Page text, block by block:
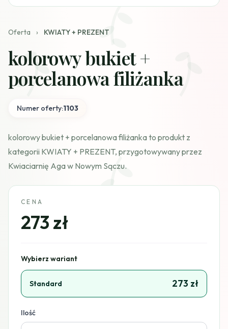
Oferta › KWIATY + PREZENT
kolorowy bukiet +
porcelanowa filiżanka
Numer oferty:1103
kolorowy bukiet + porcelanowa filiżanka to produkt z
kategorii KWIATY + PREZENT, przygotowywany przez
Kwiaciarnię Aga w Nowym Sączu.
CENA
273 zł
Wybierz wariant
Standard 273 zł
Ilość